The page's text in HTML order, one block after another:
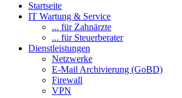
Startseite
IT Wartung & Service
... für Zahnärzte
... für Steuerberater
Dienstleistungen
Netzwerke
E-Mail Archivierung (GoBD)
Firewall
VPN